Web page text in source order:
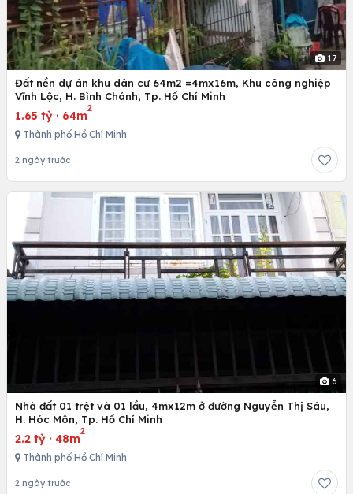
17
Đất nền dự án khu dân cư 64m2 =4mx16m, Khu công nghiệp
Vĩnh Lộc, H. Bình Chánh, Tp. Hồ Chí Minh
1.65 tỷ · 64m
2
Thành phố Hồ Chí Minh
2 ngày trước
6
Nhà đất 01 trệt và 01 lầu, 4mx12m ở đường Nguyễn Thị Sáu,
H. Hóc Môn, Tp. Hồ Chí Minh
2.2 tỷ · 48m
2
Thành phố Hồ Chí Minh
2 ngày trước